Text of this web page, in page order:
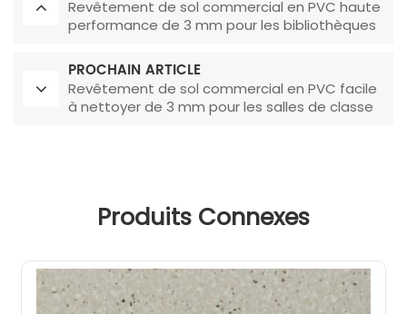
Revêtement de sol commercial en PVC haute
performance de 3 mm pour les bibliothèques
PROCHAIN ARTICLE
Revêtement de sol commercial en PVC facile
à nettoyer de 3 mm pour les salles de classe
Produits Connexes